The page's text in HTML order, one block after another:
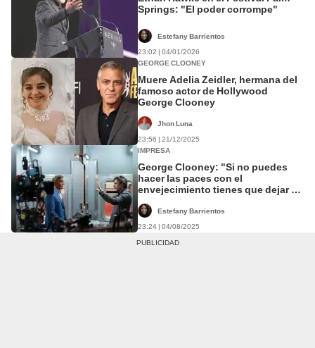
Springs: "El poder corrompe"
Estefany Barrientos
23:02 | 04/01/2026
GEORGE CLOONEY
Muere Adelia Zeidler, hermana del
famoso actor de Hollywood
George Clooney
Jhon Luna
23:56 | 21/12/2025
IMPRESA
George Clooney: "Si no puedes
hacer las paces con el
envejecimiento tienes que dejar el
Estefany Barrientos
23:24 | 04/08/2025